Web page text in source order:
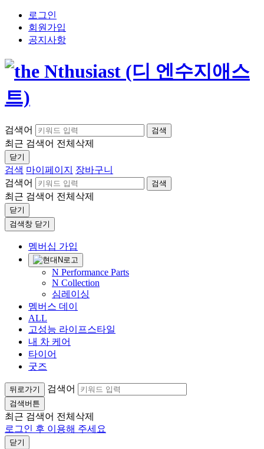
로그인
회원가입
공지사항
검색어 검색
최근 검색어 전체삭제
닫기
검색 마이페이지
장바구니
검색어
검색
최근 검색어 전체삭제
닫기
검색창 닫기
멤버십 가입
N Performance Parts
N Collection
심레이싱
멤버스 데이
ALL
고성능 라이프스타일
내 차 케어
타이어
굿즈
뒤로가기 검색어
검색버튼
최근 검색어 전체삭제
로그인 후 이용해 주세요
닫기